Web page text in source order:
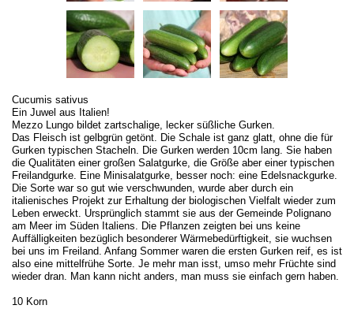
Cucumis sativus
Ein Juwel aus Italien!
Mezzo Lungo bildet zartschalige, lecker süßliche Gurken.
Das Fleisch ist gelbgrün getönt. Die Schale ist ganz glatt, ohne die für
Gurken typischen Stacheln. Die Gurken werden 10cm lang. Sie haben
die Qualitäten einer großen Salatgurke, die Größe aber einer typischen
Freilandgurke. Eine Minisalatgurke, besser noch: eine Edelsnackgurke.
Die Sorte war so gut wie verschwunden, wurde aber durch ein
italienisches Projekt zur Erhaltung der biologischen Vielfalt wieder zum
Leben erweckt. Ursprünglich stammt sie aus der Gemeinde Polignano
am Meer im Süden Italiens. Die Pflanzen zeigten bei uns keine
Auffälligkeiten bezüglich besonderer Wärmebedürftigkeit, sie wuchsen
bei uns im Freiland. Anfang Sommer waren die ersten Gurken reif, es ist
also eine mittelfrühe Sorte. Je mehr man isst, umso mehr Früchte sind
wieder dran. Man kann nicht anders, man muss sie einfach gern haben.
10 Korn